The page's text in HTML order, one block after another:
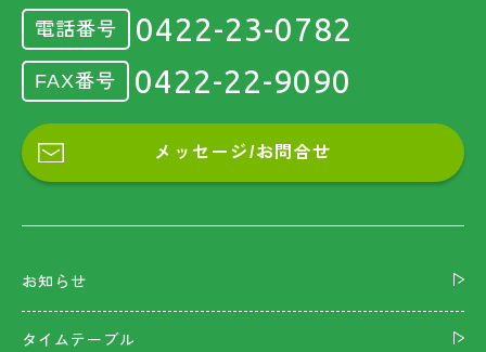
電話番号 0422-23-0782
FAX番号 0422-22-9090
メッセージ/お問合せ
お知らせ
タイムテーブル